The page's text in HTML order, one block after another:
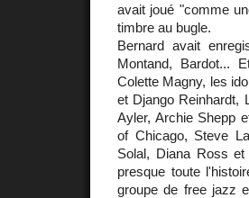
avait joué "comme
timbre au bugle.
Bernard avait
Montand, Bardot...
Colette Magny, les
et Django Reinhardt,
Ayler, Archie Shepp
of Chicago, Steve
Solal, Diana Ross
presque toute
groupe de free jazz